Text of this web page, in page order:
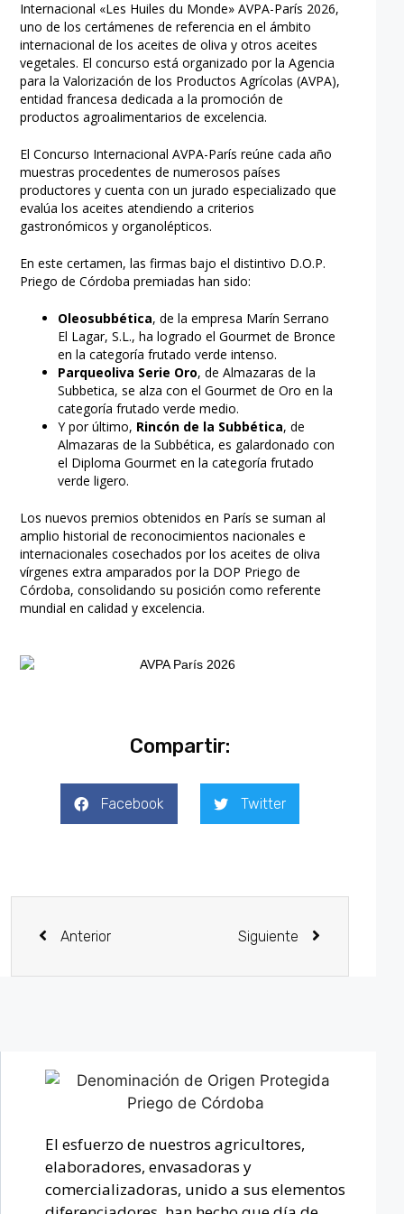
Internacional «Les Huiles du Monde» AVPA-París 2026,
uno de los certámenes de referencia en el ámbito
internacional de los aceites de oliva y otros aceites
vegetales. El concurso está organizado por la Agencia
para la Valorización de los Productos Agrícolas (AVPA),
entidad francesa dedicada a la promoción de
productos agroalimentarios de excelencia.
El Concurso Internacional AVPA-París reúne cada año
muestras procedentes de numerosos países
productores y cuenta con un jurado especializado que
evalúa los aceites atendiendo a criterios
gastronómicos y organolépticos.
En este certamen, las firmas bajo el distintivo D.O.P.
Priego de Córdoba premiadas han sido:
Oleosubbética, de la empresa Marín Serrano
El Lagar, S.L., ha logrado el Gourmet de Bronce
en la categoría frutado verde intenso.
Parqueoliva Serie Oro, de Almazaras de la
Subbetica, se alza con el Gourmet de Oro en la
categoría frutado verde medio.
Y por último, Rincón de la Subbética, de
Almazaras de la Subbética, es galardonado con
el Diploma Gourmet en la categoría frutado
verde ligero.
Los nuevos premios obtenidos en París se suman al
amplio historial de reconocimientos nacionales e
internacionales cosechados por los aceites de oliva
vírgenes extra amparados por la DOP Priego de
Córdoba, consolidando su posición como referente
mundial en calidad y excelencia.
Compartir:
Facebook Twitter
Anterior Siguiente
El esfuerzo de nuestros agricultores,
elaboradores, envasadoras y
comercializadoras, unido a sus elementos